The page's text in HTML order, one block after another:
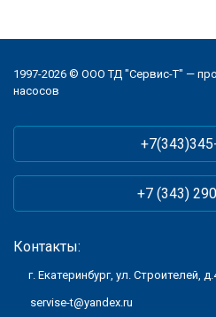
1997-2026 © ООО ТД "Сервис-Т" —
насосов
+7 (343)
Контакты:
г. Екатеринбург, ул. Строителей,
servise-t@yandex.ru